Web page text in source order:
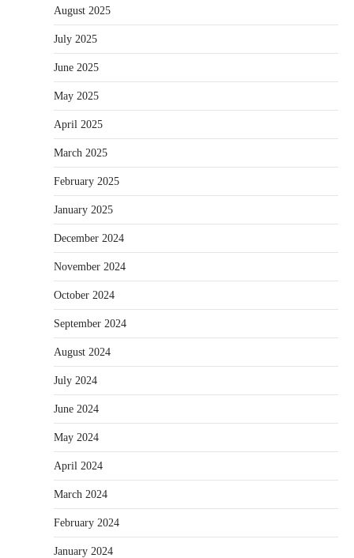
August 2025
July 2025
June 2025
May 2025
April 2025
March 2025
February 2025
January 2025
December 2024
November 2024
October 2024
September 2024
August 2024
July 2024
June 2024
May 2024
April 2024
March 2024
February 2024
January 2024